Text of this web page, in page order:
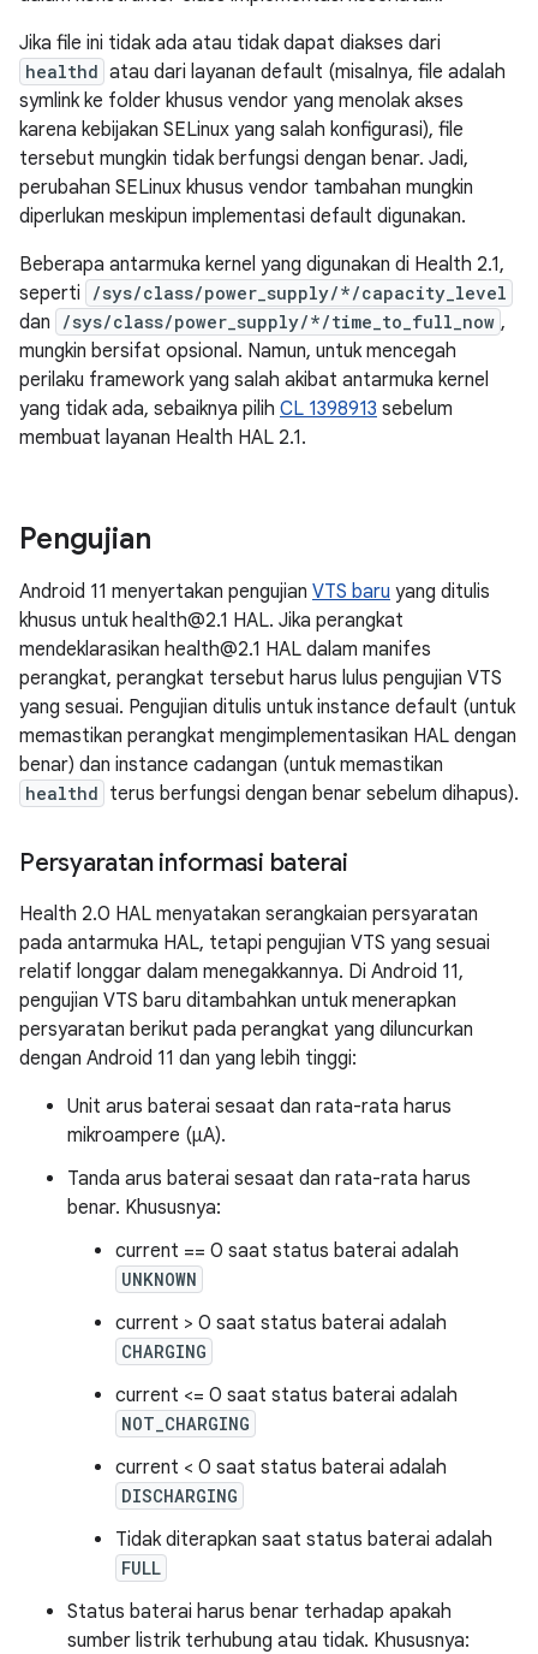
Jika file ini tidak ada atau tidak dapat diakses dari
healthd atau dari layanan default (misalnya, file adalah
symlink ke folder khusus vendor yang menolak akses
karena kebijakan SELinux yang salah konfigurasi), file
tersebut mungkin tidak berfungsi dengan benar. Jadi,
perubahan SELinux khusus vendor tambahan mungkin
diperlukan meskipun implementasi default digunakan.
Beberapa antarmuka kernel yang digunakan di Health 2.1,
seperti
/sys/class/power_supply/*/capacity_level
dan /sys/class/power_supply/*/time_to_full_now ,
mungkin bersifat opsional. Namun, untuk mencegah
perilaku framework yang salah akibat antarmuka kernel
yang tidak ada, sebaiknya pilih CL 1398913 sebelum
membuat layanan Health HAL 2.1.
Pengujian
Android 11 menyertakan pengujian VTS baru yang ditulis
khusus untuk health@2.1 HAL. Jika perangkat
mendeklarasikan health@2.1 HAL dalam manifes
perangkat, perangkat tersebut harus lulus pengujian VTS
yang sesuai. Pengujian ditulis untuk instance default (untuk
memastikan perangkat mengimplementasikan HAL dengan
benar) dan instance cadangan (untuk memastikan
healthd terus berfungsi dengan benar sebelum dihapus).
Persyaratan informasi baterai
Health 2.0 HAL menyatakan serangkaian persyaratan
pada antarmuka HAL, tetapi pengujian VTS yang sesuai
relatif longgar dalam menegakkannya. Di Android 11,
pengujian VTS baru ditambahkan untuk menerapkan
persyaratan berikut pada perangkat yang diluncurkan
dengan Android 11 dan yang lebih tinggi:
Unit arus baterai sesaat dan rata-rata harus
mikroampere (μA).
Tanda arus baterai sesaat dan rata-rata harus
benar. Khususnya:
current == 0 saat status baterai adalah
UNKNOWN
current > 0 saat status baterai adalah
CHARGING
current <= 0 saat status baterai adalah
NOT_CHARGING
current < 0 saat status baterai adalah
DISCHARGING
Tidak diterapkan saat status baterai adalah
FULL
Status baterai harus benar terhadap apakah
sumber listrik terhubung atau tidak. Khususnya: